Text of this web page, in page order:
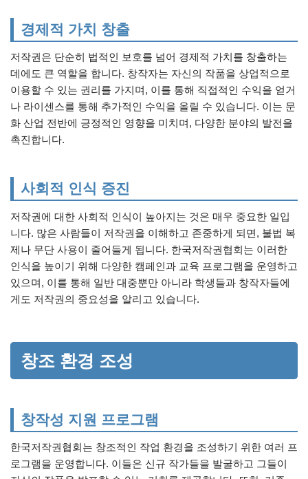
경제적 가치 창출
저작권은 단순히 법적인 보호를 넘어 경제적 가치를 창출하는
데에도 큰 역할을 합니다. 창작자는 자신의 작품을 상업적으로
이용할 수 있는 권리를 가지며, 이를 통해 직접적인 수익을 얻거
나 라이센스를 통해 추가적인 수익을 올릴 수 있습니다. 이는 문
화 산업 전반에 긍정적인 영향을 미치며, 다양한 분야의 발전을
촉진합니다.
사회적 인식 증진
저작권에 대한 사회적 인식이 높아지는 것은 매우 중요한 일입
니다. 많은 사람들이 저작권을 이해하고 존중하게 되면, 불법 복
제나 무단 사용이 줄어들게 됩니다. 한국저작권협회는 이러한
인식을 높이기 위해 다양한 캠페인과 교육 프로그램을 운영하고
있으며, 이를 통해 일반 대중뿐만 아니라 학생들과 창작자들에
게도 저작권의 중요성을 알리고 있습니다.
창조 환경 조성
창작성 지원 프로그램
한국저작권협회는 창조적인 작업 환경을 조성하기 위한 여러 프
로그램을 운영합니다. 이들은 신규 작가들을 발굴하고 그들이